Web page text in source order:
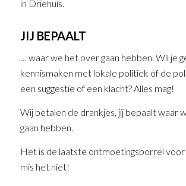
in Driehuis.
JIJ BEPAALT
… waar we het over gaan hebben. Wil je
kennismaken met lokale politiek of de
een suggestie of een klacht? Alles mag!
Wij betalen de drankjes, jij bepaalt waar
gaan hebben.
Het is de laatste ontmoetingsborrel voor
mis het niet!